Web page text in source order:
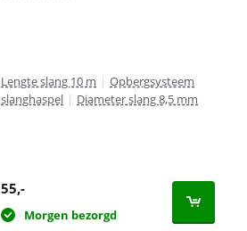
Lengte slang 10 m | Opbergsysteem
slanghaspel | Diameter slang 8,5 mm
55,-
Morgen bezorgd